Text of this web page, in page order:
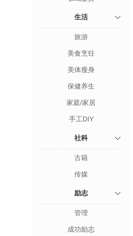
生活
旅游
美食烹饪
美体瘦身
保健养生
家庭/家居
手工DIY
社科
古籍
传媒
励志
管理
成功励志